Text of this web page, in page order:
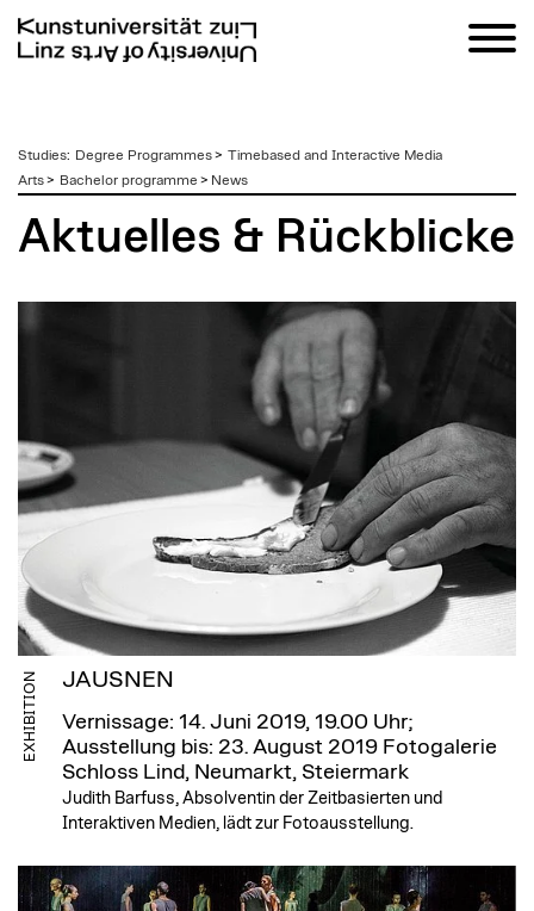
zum
Inhalt
Studies: Degree Programmes> Timebased and Interactive Media
Arts> Bachelor programme > News
Aktuelles & Rückblicke
EXHIBITION JAUSNEN
Vernissage: 14. Juni 2019, 19.00 Uhr;
Ausstellung bis: 23. August 2019 Fotogalerie
Schloss Lind, Neumarkt, Steiermark
Judith Barfuss, Absolventin der Zeitbasierten und
Interaktiven Medien, lädt zur Fotoausstellung.